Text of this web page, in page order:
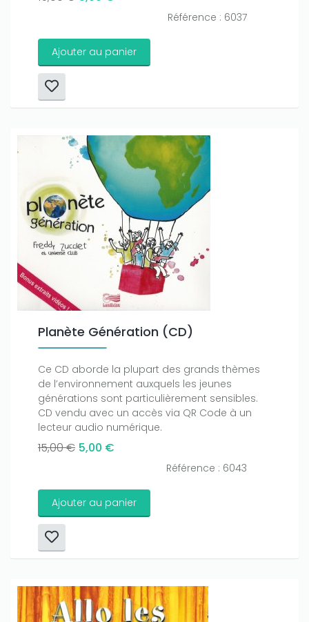
Référence : 6037
Ajouter au panier
Planète Génération (CD)
Ce CD aborde la plupart des grands thèmes
de l’environnement auxquels les jeunes
générations sont particulièrement sensibles.
CD vendu avec un accès via QR Code à un
lecteur audio numérique.
15,00 € 5,00 €
Référence : 6043
Ajouter au panier